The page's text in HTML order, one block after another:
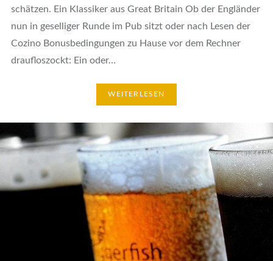
schätzen. Ein Klassiker aus Great Britain Ob der Engländer
nun in geselliger Runde im Pub sitzt oder nach Lesen der
Cozino Bonusbedingungen zu Hause vor dem Rechner
draufloszockt: Ein oder…
WEITERLESEN